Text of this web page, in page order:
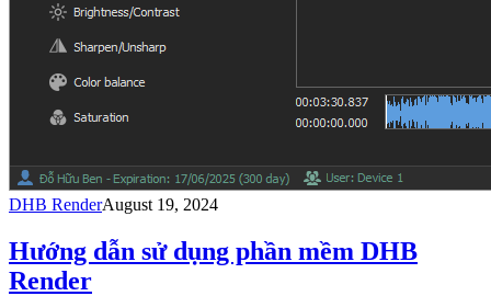
DHB RenderAugust 19, 2024
Hướng dẫn sử dụng phần mềm DHB
Render